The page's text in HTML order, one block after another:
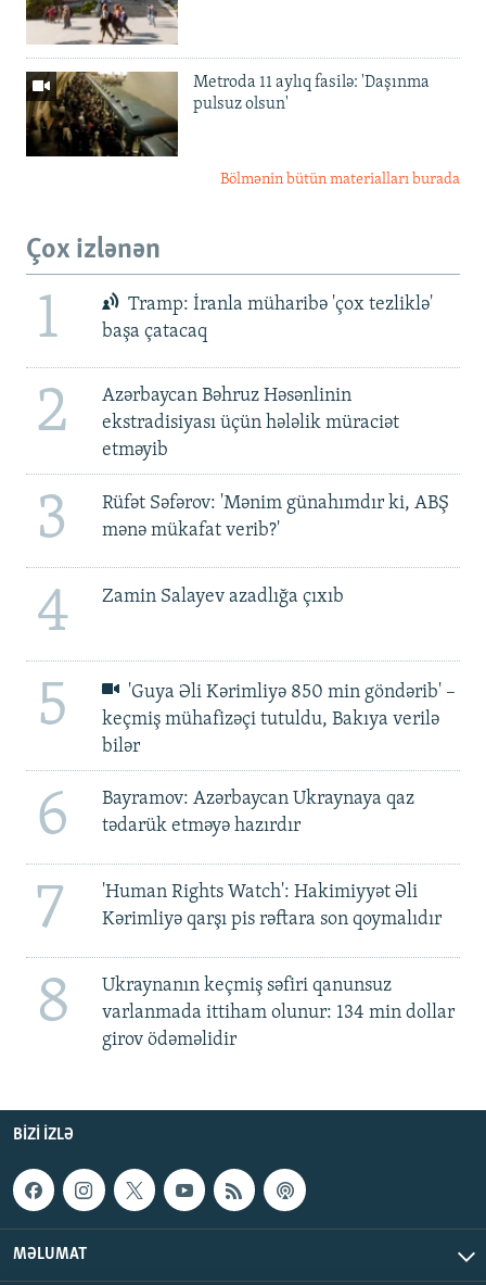
Metroda 11 aylıq fasilə: 'Daşınma
pulsuz olsun'
Bölmənin bütün materialları burada
Çox izlənən
1
Tramp: İranla müharibə 'çox tezliklə'
başa çatacaq
2
Azərbaycan Bəhruz Həsənlinin
ekstradisiyası üçün hələlik müraciət
etməyib
3
Rüfət Səfərov: 'Mənim günahımdır ki, ABŞ
mənə mükafat verib?'
4 Zamin Salayev azadlığa çıxıb
5
'Guya Əli Kərimliyə 850 min göndərib' –
keçmiş mühafizəçi tutuldu, Bakıya verilə
bilər
6
Bayramov: Azərbaycan Ukraynaya qaz
tədarük etməyə hazırdır
7
'Human Rights Watch': Hakimiyyət Əli
Kərimliyə qarşı pis rəftara son qoymalıdır
8
Ukraynanın keçmiş səfiri qanunsuz
varlanmada ittiham olunur: 134 min dollar
girov ödəməlidir
BIZI IZLƏ
MƏLUMAT